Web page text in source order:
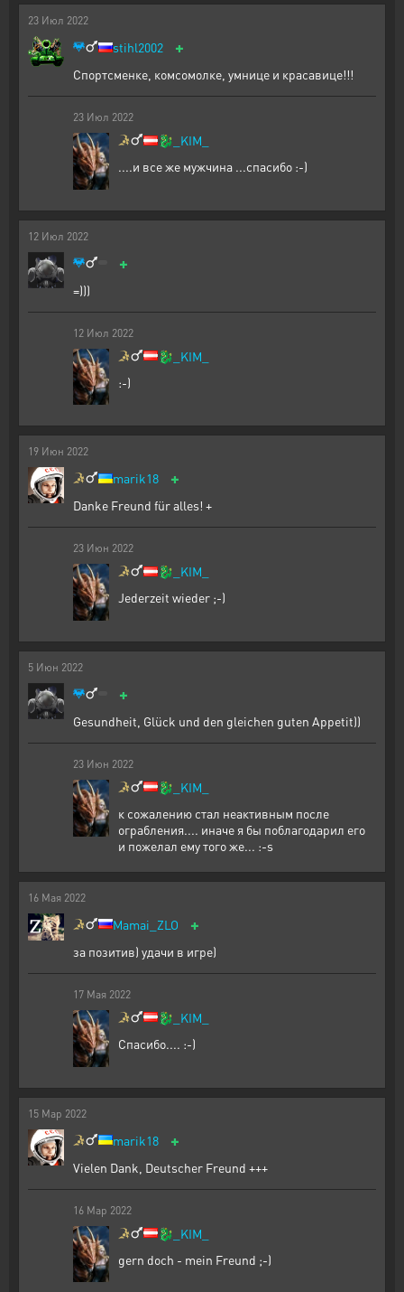
23 Июл 2022
stihl2002 +
Спортсменке, комсомолке, умнице и красавице!!!
23 Июл 2022
🐉 _KIM_
....и все же мужчина ...спасибо :-)
12 Июл 2022
+
=)))
12 Июл 2022
🐉 _KIM_
:-)
19 Июн 2022
marik18 +
Danke Freund für alles! +
23 Июн 2022
🐉 _KIM_
Jederzeit wieder ;-)
5 Июн 2022
+
Gesundheit, Glück und den gleichen guten Appetit))
23 Июн 2022
🐉 _KIM_
к сожалению стал неактивным после
ограбления.... иначе я бы поблагодарил его
и пожелал ему того же... :-s
16 Мая 2022
Mamai_ZLO +
за позитив) удачи в игре)
17 Мая 2022
🐉 _KIM_
Спасибо.... :-)
15 Мар 2022
marik18 +
Vielen Dank, Deutscher Freund +++
16 Мар 2022
🐉 _KIM_
gern doch - mein Freund ;-)